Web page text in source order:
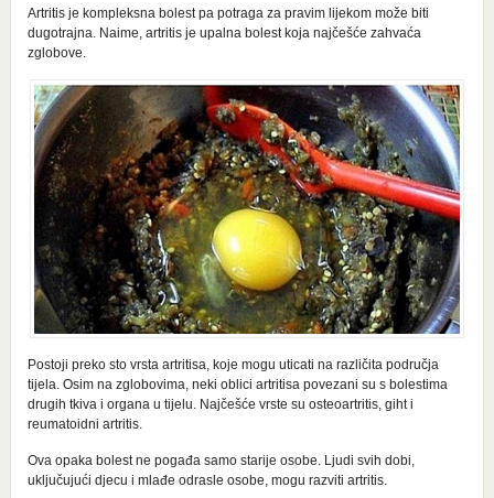
Artritis je kompleksna bolest pa potraga za pravim lijekom može biti
dugotrajna. Naime, artritis je upalna bolest koja najčešće zahvaća
zglobove.
Postoji preko sto vrsta artritisa, koje mogu uticati na različita područja
tijela. Osim na zglobovima, neki oblici artritisa povezani su s bolestima
drugih tkiva i organa u tijelu. Najčešće vrste su osteoartritis, giht i
reumatoidni artritis.
Ova opaka bolest ne pogađa samo starije osobe. Ljudi svih dobi,
uključujući djecu i mlađe odrasle osobe, mogu razviti artritis.